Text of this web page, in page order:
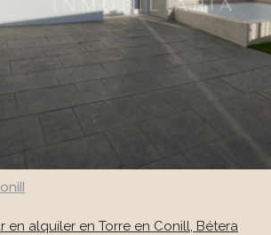
en alquiler en Torre en Conill, Bétera